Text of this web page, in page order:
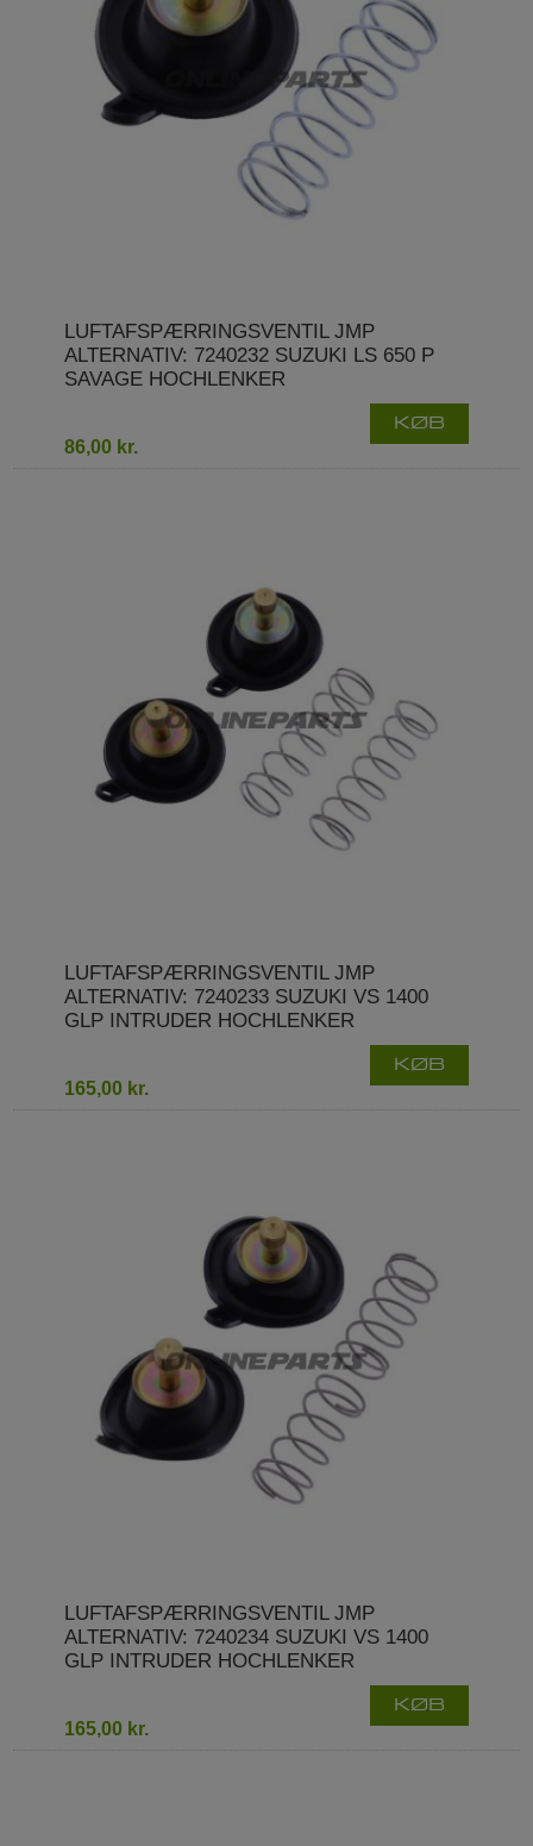
LUFTAFSPÆRRINGSVENTIL JMP
ALTERNATIV: 7240232 SUZUKI LS 650 P
SAVAGE HOCHLENKER
86,00 kr.
KØB
LUFTAFSPÆRRINGSVENTIL JMP
ALTERNATIV: 7240233 SUZUKI VS 1400
GLP INTRUDER HOCHLENKER
165,00 kr.
KØB
LUFTAFSPÆRRINGSVENTIL JMP
ALTERNATIV: 7240234 SUZUKI VS 1400
GLP INTRUDER HOCHLENKER
165,00 kr.
KØB